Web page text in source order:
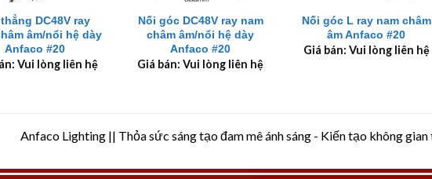
DC48V ray
âm/nổi hệ dày
Anfaco #20
Vui lòng liên hệ
Nối góc DC48V ray nam
châm âm/nổi hệ dày
Anfaco #20
Giá bán: Vui lòng liên hệ
Nối góc L ray nam châm
âm Anfaco #20
Giá bán: Vui lòng liên hệ
Anfaco Lighting || Thỏa sức sáng tạo đam mê ánh sáng - Kiến tạo không